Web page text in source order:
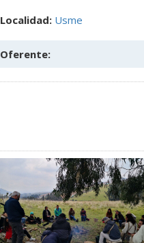
Localidad: Usme
Oferente: